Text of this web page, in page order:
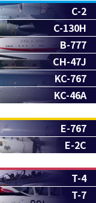
C-2
C-130H
B-777
CH-47J
KC-767
KC-46A
E-767
E-2C
T-4
T-7